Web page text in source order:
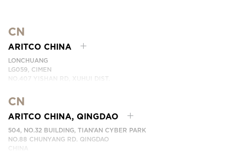
CN
ARITCO CHINA
LONCHUANG
LG059, CIMEN
NO.407 YISHAN RD, XUHUI DIST.
TELEFONNUMMER: +86 400 6233 121
EMAIL:INFO.CHINA@ARITCO.COM
KONTAKTIEREN SIE UNS
CN
ARITCO CHINA, QINGDAO
504, NO.32 BUILDING, TIAN’AN CYBER PARK
NO.88 CHUNYANG RD. QINGDAO
CHINA